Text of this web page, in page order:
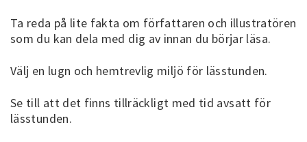
Ta reda på lite fakta om författaren och illustratören
som du kan dela med dig av innan du börjar läsa.
Välj en lugn och hemtrevlig miljö för lässtunden.
Se till att det finns tillräckligt med tid avsatt för
lässtunden.